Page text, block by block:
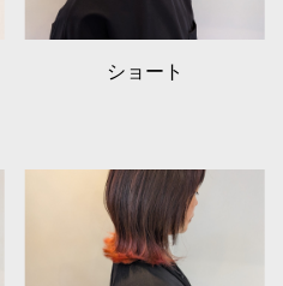
ショート